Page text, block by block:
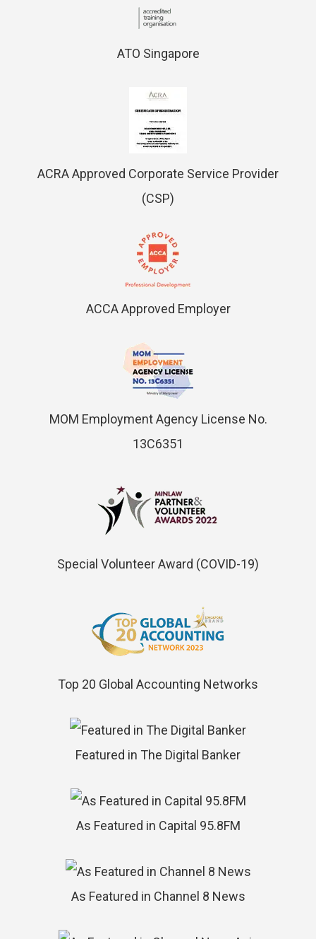
ATO Singapore
ACRA Approved Corporate Service Provider
(CSP)
ACCA Approved Employer
MOM Employment Agency License No.
13C6351
Special Volunteer Award (COVID-19)
Top 20 Global Accounting Networks
Featured in The Digital Banker
As Featured in Capital 95.8FM
As Featured in Channel 8 News